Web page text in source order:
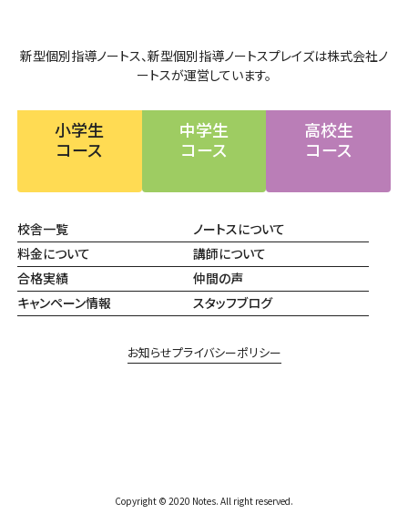
新型個別指導ノートス、新型個別指導ノートスプレイズは株式会社ノ
ートスが運営しています。
Copyright © 2020 Notes. All right reserved.
小学生
コース
中学生
コース
高校生
コース
校舎一覧
ノートスについて
料金について
講師について
合格実績
仲間の声
キャンペーン情報
スタッフブログ
お知らせプライバシーポリシー